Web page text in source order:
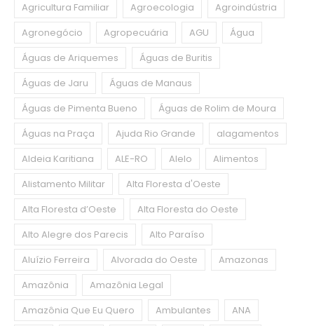
Agricultura Familiar
Agroecologia
Agroindústria
Agronegócio
Agropecuária AGU
Água
Águas de Ariquemes
Águas de Buritis
Águas de Jaru
Águas de Manaus
Águas de Pimenta Bueno
Águas de Rolim de Moura
Águas na Praça
Ajuda Rio Grande
alagamentos
Aldeia Karitiana
ALE-RO Alelo
Alimentos
Alistamento Militar
Alta Floresta d'Oeste
Alta Floresta d’Oeste
Alta Floresta do Oeste
Alto Alegre dos Parecis
Alto Paraíso
Aluízio Ferreira
Alvorada do Oeste
Amazonas
Amazônia
Amazônia Legal
Amazônia Que Eu Quero
Ambulantes ANA